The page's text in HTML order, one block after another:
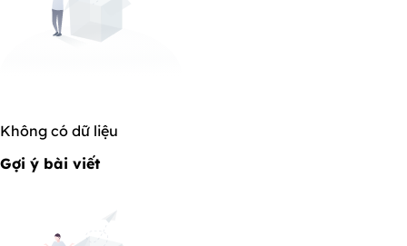
Không có dữ liệu
Gợi ý bài viết